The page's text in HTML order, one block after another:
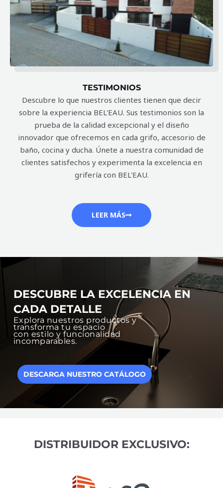
TESTIMONIOS
Descubre lo que nuestros clientes tienen que decir
sobre la experiencia BEL'EAU. Sus testimonios son la
prueba de la calidad excepcional y el diseño
innovador que ofrecemos en cada grifo, accesorio de
baño, cocina y ducha. Únete a nuestra comunidad de
clientes satisfechos y experimenta la excelencia en
grifería con BEL'EAU.
LEER MÁS
DESCUBRE LA EXCELENCIA EN
CADA DETALLE
Explora nuestros productos y
transforma tu espacio
con estilo y funcionalidad
incomparables.
DESCARGA NUESTRO CATÁLOGO
DISTRIBUIDOR EXCLUSIVO: